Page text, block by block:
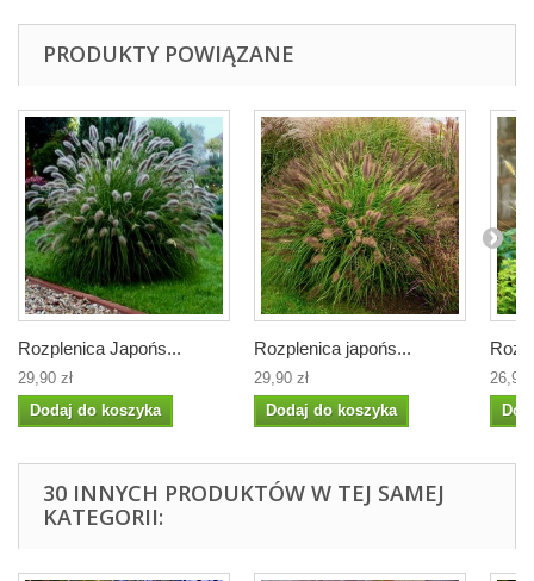
PRODUKTY POWIĄZANE
Rozplenica Japońs...
29,90 zł
Dodaj do koszyka
Rozplenica japońs...
29,90 zł
Dodaj do koszyka
26,90
30 INNYCH PRODUKTÓW W TEJ SAMEJ
KATEGORII: